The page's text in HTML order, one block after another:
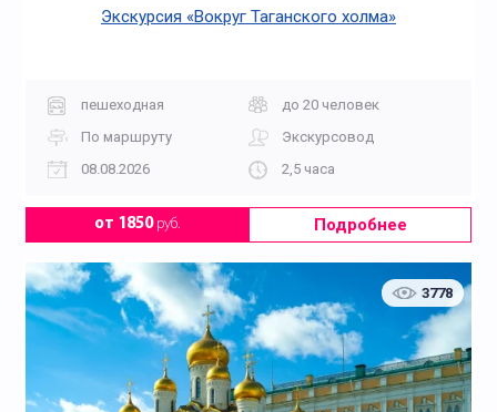
Экскурсия «Вокруг Таганского холма»
пешеходная
до 20 человек
По маршруту
Экскурсовод
08.08.2026
2,5 часа
от 1850руб. Подробнее
3778